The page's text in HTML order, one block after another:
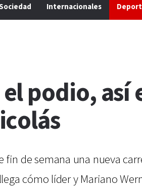
Internacionales
podio, así
de semana una nueva
cómo líder y Mariano